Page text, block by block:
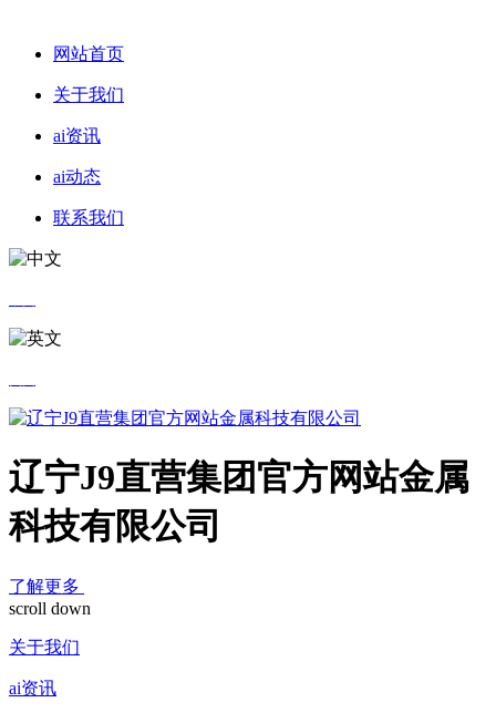
网站首页
关于我们
ai资讯
ai动态
联系我们
辽宁J9直营集团官方网站金属
科技有限公司
了解更多
scroll down
关于我们
ai资讯